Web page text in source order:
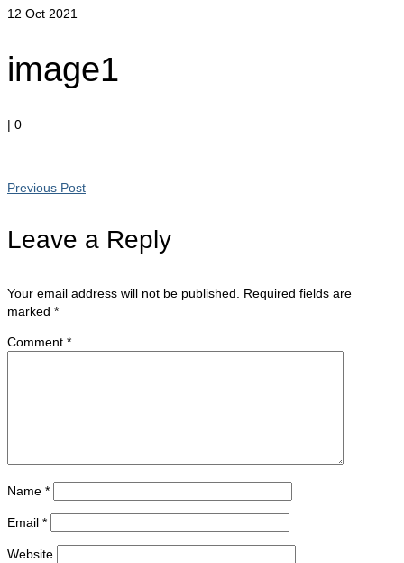
12 Oct 2021
image1
| 0
Previous Post
Leave a Reply
Your email address will not be published.
Required fields are
marked *
Comment *
Name *
Email *
Website